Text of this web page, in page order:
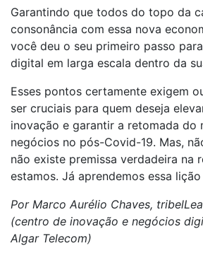
Garantindo que todos do topo da
consonância com essa nova
você deu o seu primeiro passo
digital em larga escala dentro da
Esses pontos certamente exigem
ser cruciais para quem deseja
inovação e garantir a retomada do
negócios no pós-Covid-19. Mas,
não existe premissa verdadeira na
estamos. Já aprendemos essa
Por Marco Aurélio Chaves,
(centro de inovação e negócios
Algar Telecom)